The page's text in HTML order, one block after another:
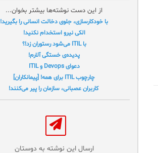
از این دست نوشته‌ها بیشتر بخوان...
با خودکارسازی، جلوی دخالت انسانی را بگیرید!
الکی نیرو استخدام نکنید!
با ITIL می‌شود رستوران زد!؟
پدیده‌ی خستگی آلارم!
دعوای Devops و ITIL
چارچوب ITIL برای همه! [پیمانکاران]
کاربران عصبانی، سازمان را پیر می‌کنند!
ارسال این نوشته به دوستان‌